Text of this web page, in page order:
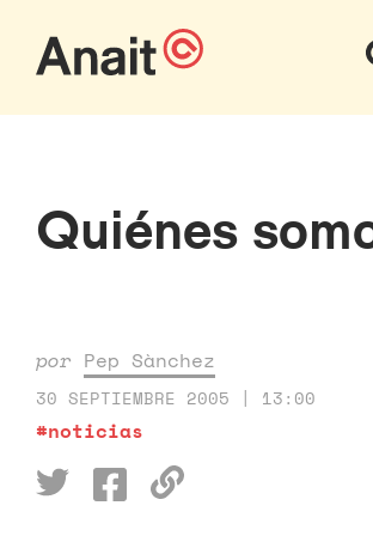
Quiénes
por Pep Sànchez
30 SEPTIEMBRE 2005 | 13:00
#noticias